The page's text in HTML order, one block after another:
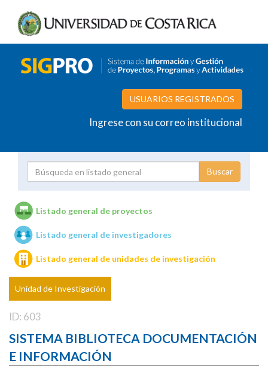
USUARIOS REGISTRADOS
Ingrese con su correo institucional
Unidades de investigación
Listado general de proyectos
Listado general de investigadores
Listado general de unidades de investigación
Unidad de Investigación
ID: 603
SISTEMA BIBLIOTECA DOCUMENTACIÓN
E INFORMACIÓN